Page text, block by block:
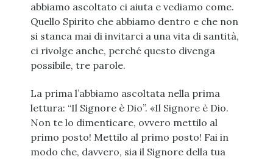
abbiamo ascoltato ci aiuta e vediamo come.
Quello Spirito che abbiamo dentro e che non
si stanca mai di invitarci a una vita di santità,
ci rivolge anche, perché questo divenga
possibile, tre parole.
La prima l’abbiamo ascoltata nella prima
lettura: “Il Signore è Dio”. «Il Signore è Dio.
Non te lo dimenticare, ovvero mettilo al
primo posto! Mettilo al primo posto! Fai in
modo che, davvero, sia il Signore della tua